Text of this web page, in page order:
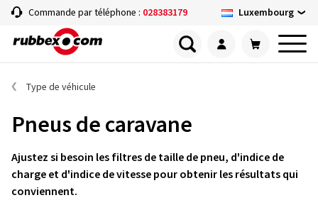
Commande par téléphone : 028383179 Luxembourg
Type de véhicule
Pneus de caravane
Ajustez si besoin les filtres de taille de pneu, d'indice de
charge et d'indice de vitesse pour obtenir les résultats qui
conviennent.